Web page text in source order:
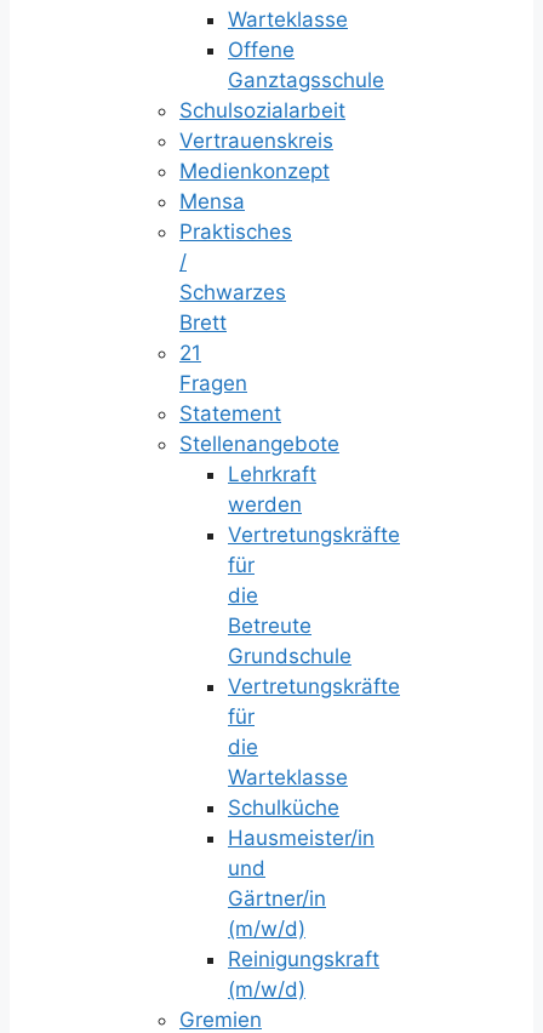
Warteklasse
Offene
Ganztagsschule
Schulsozialarbeit
Vertrauenskreis
Medienkonzept
Mensa
Praktisches
/
Schwarzes
Brett
21
Fragen
Statement
Stellenangebote
Lehrkraft
werden
Vertretungskräfte
für
die
Betreute
Grundschule
Vertretungskräfte
für
die
Warteklasse
Schulküche
Hausmeister/in
und
Gärtner/in
(m/w/d)
Reinigungskraft
(m/w/d)
Gremien